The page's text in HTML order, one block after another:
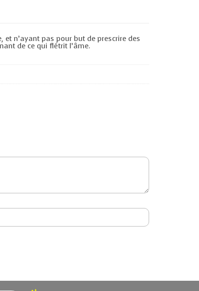
n’ayant pas pour but de prescrire des
de ce qui flétrit l’âme.